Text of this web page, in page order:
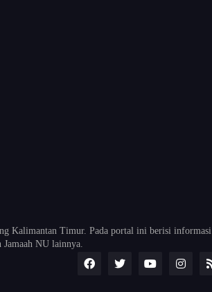
Kalimantan Timur. Pada portal ini berisi informasi
Jamaah NU lainnya.